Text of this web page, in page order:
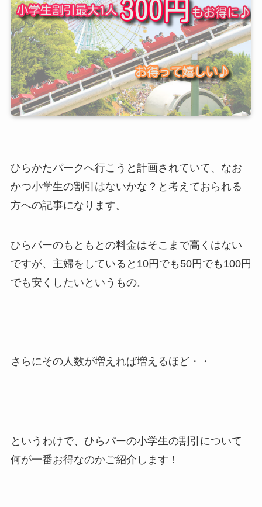
ひらかたパークへ行こうと計画されていて、なお
かつ小学生の割引はないかな？と考えておられる
方への記事になります。
ひらパーのもともとの料金はそこまで高くはない
ですが、主婦をしていると10円でも50円でも100円
でも安くしたいというもの。
さらにその人数が増えれば増えるほど・・
というわけで、ひらパーの小学生の割引について
何が一番お得なのかご紹介します！